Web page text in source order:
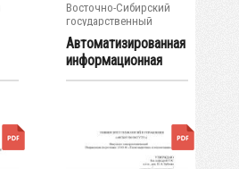
Восточно-Сибирский
государственный
университет...
Автоматизированная
информационная
система...